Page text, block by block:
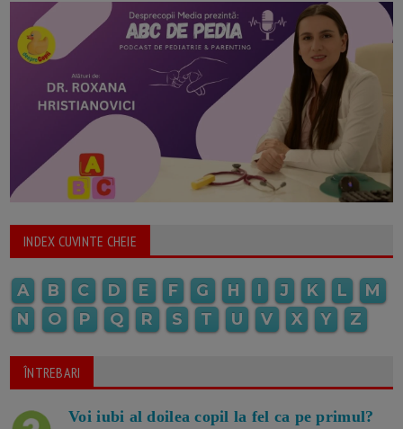
INDEX CUVINTE CHEIE
A B C D E F G H I J K L
M
N
O P Q R S T U V X Y Z
ÎNTREBARI
Voi iubi al doilea copil la fel ca pe primul?